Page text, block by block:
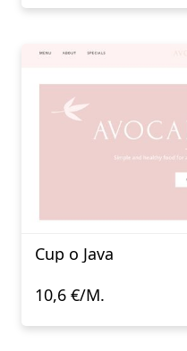
Cup o Java
10,6 €/M.